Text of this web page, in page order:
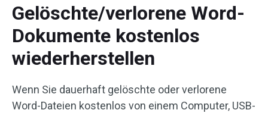
Gelöschte/verlorene Word-
Dokumente kostenlos
wiederherstellen
Wenn Sie dauerhaft gelöschte oder verlorene
Word-Dateien kostenlos von einem Computer, USB-